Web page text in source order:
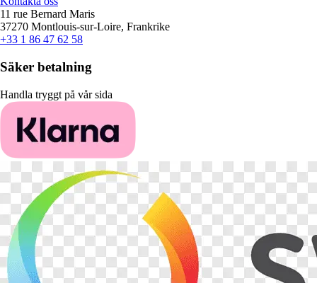
11 rue Bernard Maris
37270 Montlouis-sur-Loire, Frankrike
+33 1 86 47 62 58
Säker betalning
Handla tryggt på vår sida